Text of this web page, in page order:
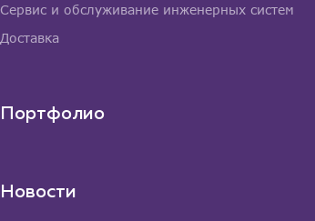
Сервис и обслуживание инженерных систем
Доставка
Портфолио
Новости